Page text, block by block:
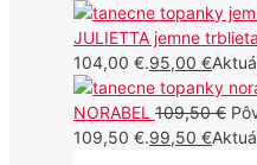
JULIETTA jemne
104,00 €.95,00 €
NORABEL 109,50€
109,50 €.99,50 €